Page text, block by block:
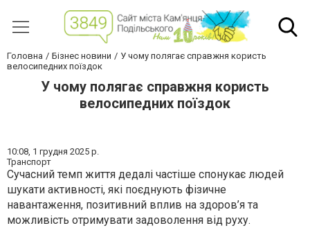
Головна Бізнес новини
У чому полягає справжня користь
велосипедних поїздок
У чому полягає справжня користь
велосипедних поїздок
10:08, 1 грудня 2025 р.
Транспорт
Сучасний темп життя дедалі частіше спонукає людей
шукати активності, які поєднують фізичне
навантаження, позитивний вплив на здоров’я та
можливість отримувати задоволення від руху.